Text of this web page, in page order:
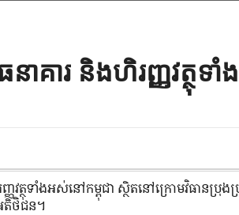
នាគារ និងហិរញ្ញវត្ថុទ
ញវត្ថុទាំងអស់នៅកម្ពុជា ស្ថិតនៅក្រោមវិធានប្រុ
តិថិជន។